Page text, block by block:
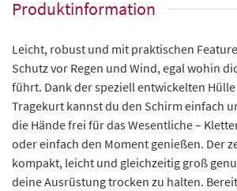
Produktinformation
Leicht, robust und mit praktischen
Schutz vor Regen und Wind, egal wohin
führt. Dank der speziell entwickelten
Tragekurt kannst du den Schirm einfach
die Hände frei für das Wesentliche –
oder einfach den Moment genießen. Der
kompakt, leicht und gleichzeitig groß
deine Ausrüstung trocken zu halten.